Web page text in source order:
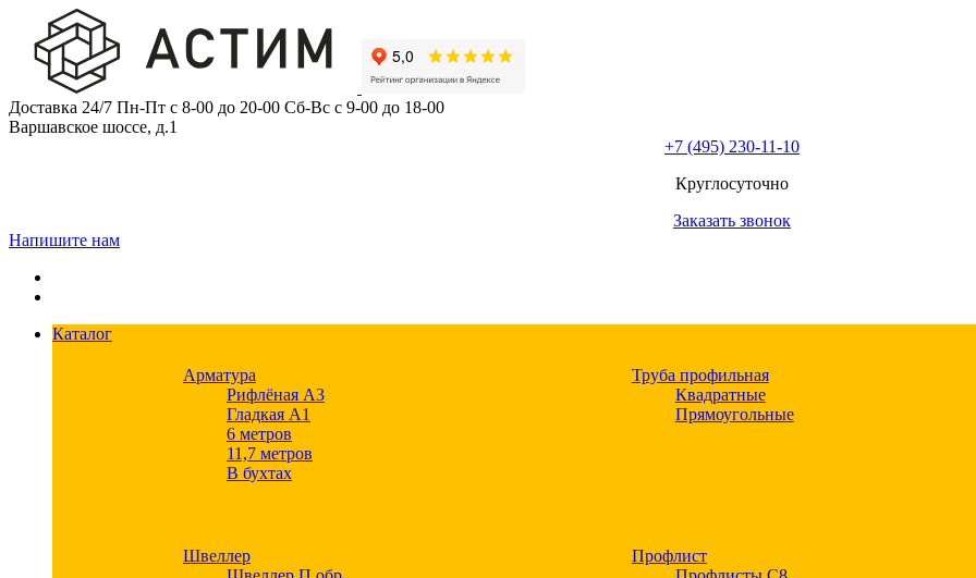
content
Доставка 24/7 Пн-Пт с 8-00 до 20-00 Сб-Вс с 9-00 до 18-00
Варшавское шоссе, д.1
+7 (495) 230-11-10
Круглосуточно
Заказать звонок
Напишите нам
Каталог
Арматура
Рифлёная А3
Гладкая А1
6 метров
11,7 метров
В бухтах
Труба профильная
Квадратные
Прямоугольные
Швеллер
Профлист